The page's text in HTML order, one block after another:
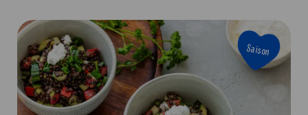
Saison